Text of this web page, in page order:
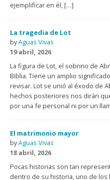
ejemplificar en él, […]
La tragedia de Lot
byAguas Vivas
19 abril, 2026
La figura de Lot, el sobrino de
Biblia. Tiene un amplio
revisar. Lot se unió al éxodo de
hechos posteriores nos dirán
por una fe personal ni por un
El matrimonio mayor
byAguas Vivas
18 abril, 2026
Pocas historias son tan
dentro de su historia, uno de